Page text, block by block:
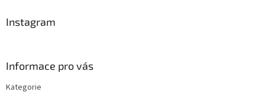
Instagram
Informace pro vás
Kategorie